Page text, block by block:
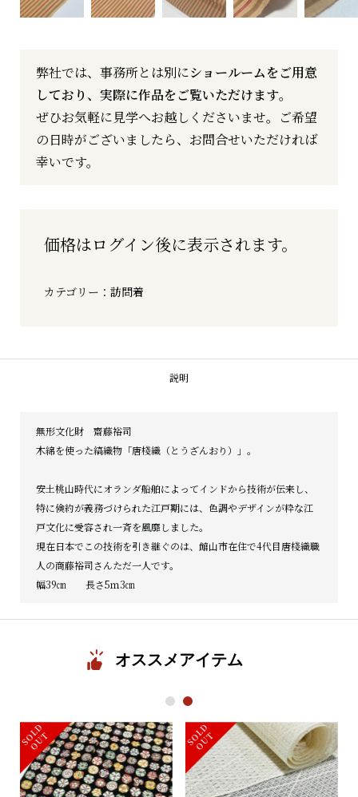
弊社では、事務所とは別にショールームをご用意
しており、実際に作品をご覧いただけます。
ぜひお気軽に見学へお越しくださいませ。ご希望
の日時がございましたら、お問合せいただければ
幸いです。
価格はログイン後に表示されます。
カテゴリー： 訪問着
説明
無形文化財 齋藤裕司
木綿を使った縞織物「唐棧織（とうざんおり）」。
安土桃山時代にオランダ船舶によってインドから技術が伝来し、
特に倹約が義務づけられた江戸期には、色調やデザインが粋な江
戸文化に受容され一斉を風靡しました。
現在日本でこの技術を引き継ぐのは、館山市在住で4代目唐棧織職
人の商藤裕司さんただ一人です。
幅39㎝ 長さ5ｍ3㎝
オススメアイテム
S
O
L
D
O
U
T
1 2